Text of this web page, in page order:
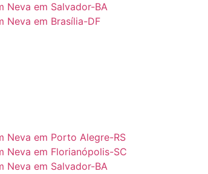
Neva em Salvador-BA
Neva em Brasília-DF
Neva em Porto Alegre-RS
Neva em Florianópolis-SC
Neva em Salvador-BA